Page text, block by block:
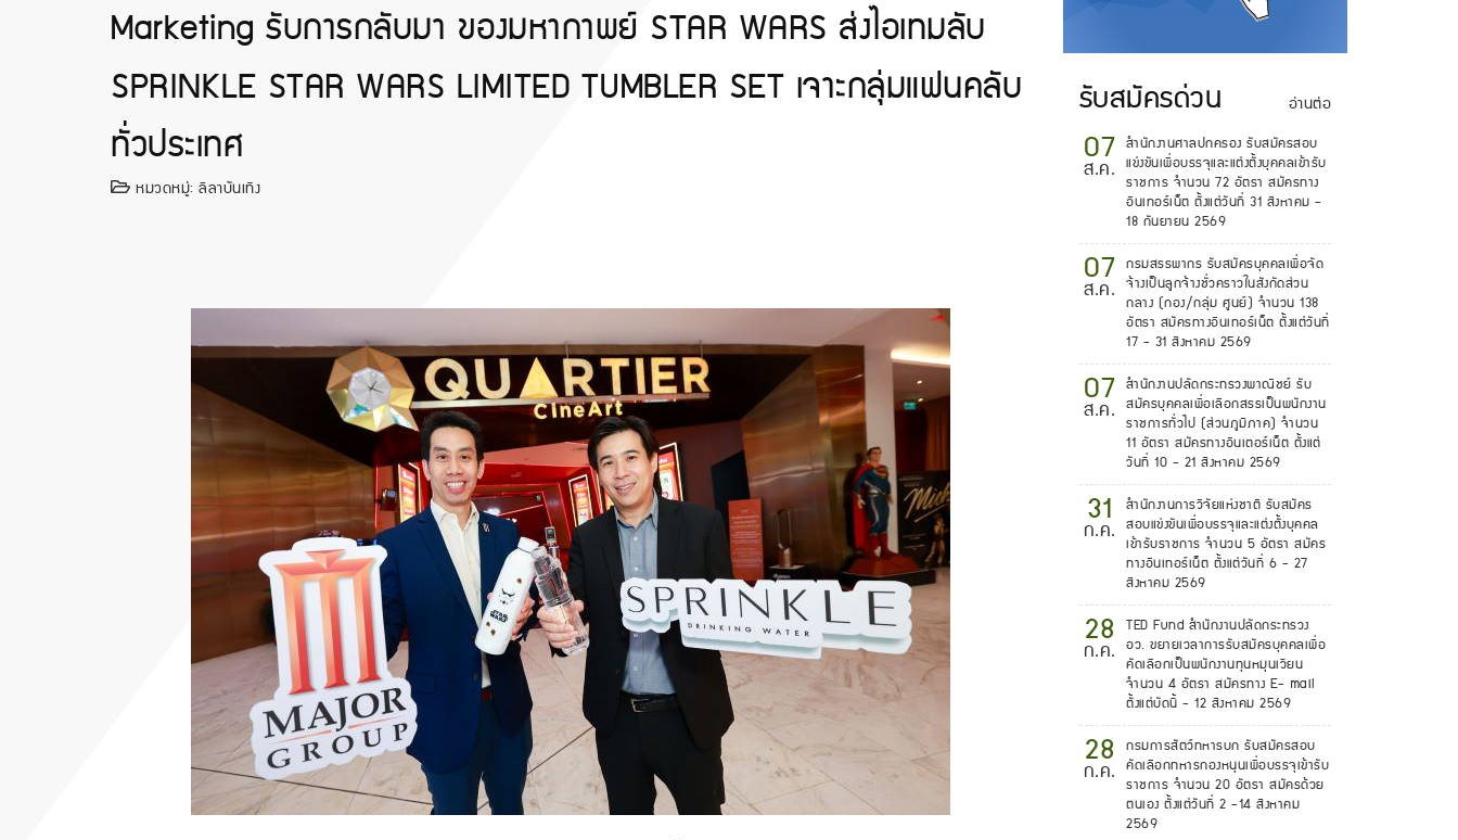
Marketing รับการกลับมา ของมหากาพย์ STAR WARS ส่งไอเทมลับ
SPRINKLE STAR WARS LIMITED TUMBLER SET เจาะกลุ่มแฟนคลับ
ทั่วประเทศ
หมวดหมู่: ลีลาบันเทิง
รับสมัครด่วน อ่านต่อ
07
ส.ค.
สำนักงานศาลปกครอง รับสมัครสอบ
แข่งขันเพื่อบรรจุและแต่งตั้งบุคคลเข้ารับ
ราชการ จำนวน 72 อัตรา สมัครทาง
อินเทอร์เน็ต ตั้งแต่วันที่ 31 สิงหาคม -
18 กันยายน 2569
07
ส.ค.
กรมสรรพากร รับสมัครบุคคลเพื่อจัด
จ้างเป็นลูกจ้างชั่วคราวในสังกัดส่วน
กลาง (กอง/กลุ่ม ศูนย์) จำนวน 138
อัตรา สมัครทางอินเทอร์เน็ต ตั้งแต่วันที่
17 - 31 สิงหาคม 2569
07
ส.ค.
สำนักงานปลัดกระทรวงพาณิชย์ รับ
สมัครบุคคลเพื่อเลือกสรรเป็นพนักงาน
ราชการทั่วไป (ส่วนภูมิภาค) จำนวน
11 อัตรา สมัครทางอินเตอร์เน็ต ตั้งแต่
วันที่ 10 - 21 สิงหาคม 2569
31
ก.ค.
สำนักงานการวิจัยแห่งชาติ รับสมัคร
สอบแข่งขันเพื่อบรรจุและแต่งตั้งบุคคล
เข้ารับราชการ จำนวน 5 อัตรา สมัคร
ทางอินเทอร์เน็ต ตั้งแต่วันที่ 6 - 27
สิงหาคม 2569
28
ก.ค.
TED Fund สำนักงานปลัดกระทรวง
อว. ขยายเวลาการรับสมัครบุคคลเพื่อ
คัดเลือกเป็นพนักงานทุนหมุนเวียน
จำนวน 4 อัตรา สมัครทาง E- mail
ตั้งแต่บัดนี้ - 12 สิงหาคม 2569
28
ก.ค.
กรมการสัตว์ทหารบก รับสมัครสอบ
คัดเลือกทหารกองหนุนเพื่อบรรจุเข้ารับ
ราชการ จำนวน 20 อัตรา สมัครด้วย
ตนเอง ตั้งแต่วันที่ 2 -14 สิงหาคม
2569